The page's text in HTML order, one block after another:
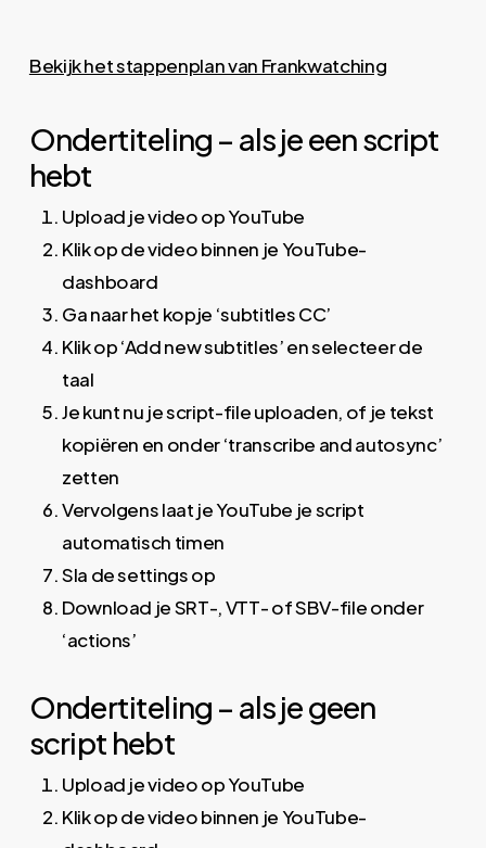
Bekijk het stappenplan van Frankwatching
Ondertiteling – als je een script
hebt
Upload je video op YouTube
Klik op de video binnen je YouTube-
dashboard
Ga naar het kopje ‘subtitles CC’
Klik op ‘Add new subtitles’ en selecteer de
taal
Je kunt nu je script-file uploaden, of je tekst
kopiëren en onder ‘transcribe and autosync’
zetten
Vervolgens laat je YouTube je script
automatisch timen
Sla de settings op
Download je SRT-, VTT- of SBV-file onder
‘actions’
Ondertiteling – als je geen
script hebt
Upload je video op YouTube
Klik op de video binnen je YouTube-